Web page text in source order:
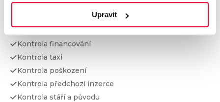
Upravit
Kontrola najetých km
Kontrola odcizení
Kontrola financování
Kontrola taxi
Kontrola poškození
Kontrola předchozí inzerce
Kontrola stáří a původu